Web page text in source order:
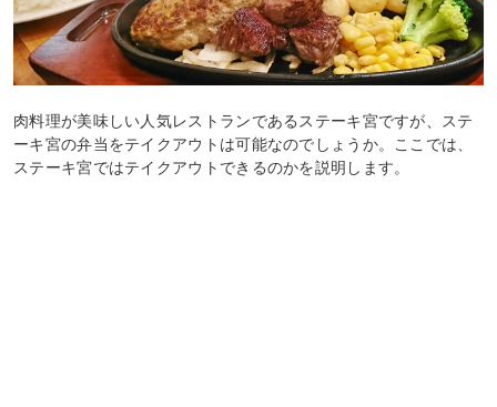
肉料理が美味しい人気レストランであるステーキ宮ですが、ステ
ーキ宮の弁当をテイクアウトは可能なのでしょうか。ここでは、
ステーキ宮ではテイクアウトできるのかを説明します。